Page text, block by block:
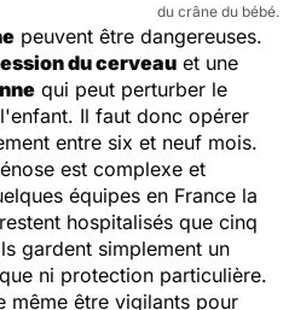
du crâne du bébé.
peuvent être dangereuses.
du cerveau et une
qui peut perturber le
Il faut donc opérer
entre six et neuf mois.
est complexe et
équipes en France la
hospitalisés que cinq
gardent simplement un
ni protection particulière.
même être vigilants pour